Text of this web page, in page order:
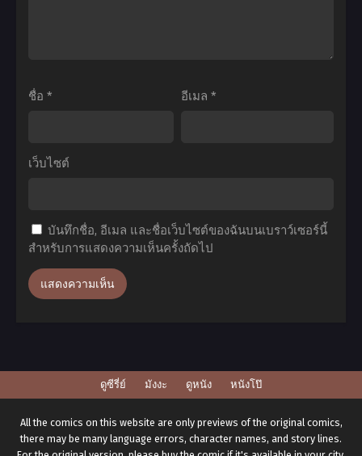
ชื่อ * อีเมล *
เว็บไซต์
บันทึกชื่อ, อีเมล และชื่อเว็บไซต์ของฉันบนเบราว์เซอร์นี้
สำหรับการแสดงความเห็นครั้งถัดไป
ดูซีรี่ย์ มังงะ ดูหนัง หนังโป๊
All the comics on this website are only previews of the original comics,
there may be many language errors, character names, and story lines.